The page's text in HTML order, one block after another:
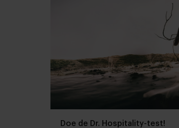
Doe de Dr. Hospitality-test!